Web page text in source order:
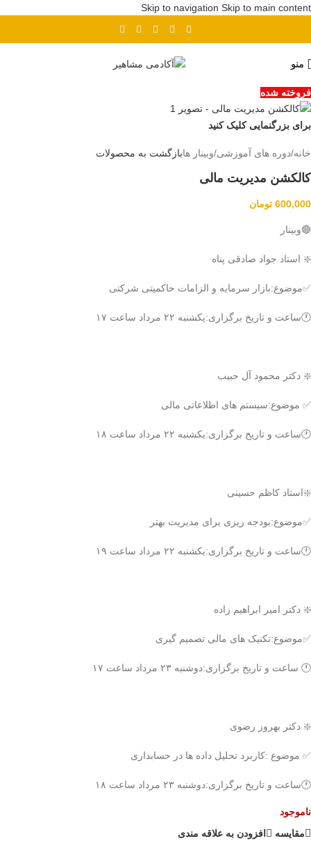
Skip to navigation Skip to main content
منو
فروخته شده
برای بزرگنمایی کلیک کنید
خانه/دوره های آموزشی/وبینار هابازگشت به محصولات
کالکشن مدیریت مالی
600,000 تومان
🔴وبینار
❇️ استاد جواد صادقی پناه
✅موضوع:بازار سرمایه و الزامات حاکمیتی شرکتی
🕐ساعت و تاریخ برگزاری:یکشنبه ۲۲ مرداد ساعت ۱۷
❇️ دکتر محمود آل حبیب
✅ موضوع:سیستم های اطلاعاتی مالی
🕐ساعت و تاریخ برگزاری:یکشنبه ۲۲ مرداد ساعت ۱۸
❇️استاد کاظم حسینی
✅موضوع:بودجه ریزی برای مدیریت بهتر
🕐ساعت و تاریخ برگزاری:یکشنبه ۲۲ مرداد ساعت ۱۹
❇️ دکتر امیر ابراهیم زاده
✅موضوع:تکنیک های مالی تصمیم گیری
🕐 ساعت و تاریخ برگزاری:دوشنبه ۲۳ مرداد ساعت ۱۷
❇️ دکتر بهروز رضوی
✅ موضوع :کاربرد تحلیل داده ها در حسابداری
🕐ساعت و تاریخ برگزاری:دوشنبه ۲۳ مرداد ساعت ۱۸
ناموجود
مقايسه
افزودن به علاقه مندی